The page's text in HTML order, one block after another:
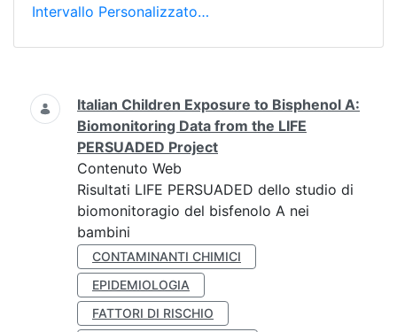
Intervallo Personalizzato…
Ricerca
Italian Children Exposure to Bisphenol A:
Biomonitoring Data from the LIFE
PERSUADED Project
Contenuto Web
Risultati LIFE PERSUADED dello studio di
biomonitoragio del bisfenolo A nei
bambini
CONTAMINANTI CHIMICI
EPIDEMIOLOGIA
FATTORI DI RISCHIO